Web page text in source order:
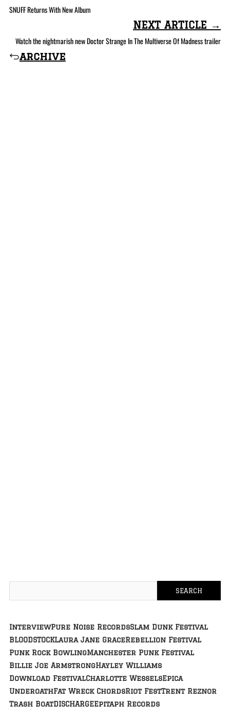
SNUFF Returns With New Album
archive
NEXT ARTICLE →
Watch the nightmarish new Doctor Strange In The Multiverse Of Madness trailer
InterviewPure Noise RecordsSlam Dunk Festival
BLOODSTOCKLaura Jane GraceRebellion Festival
Punk Rock BowlingManchester Punk Festival
Billie Joe ArmstrongHayley Williams
Download FestivalCharlotte WesselsEpica
UnderoathFat Wreck ChordsRiot FestTrent Reznor
Trash BoatDISCHARGEEpitaph Records